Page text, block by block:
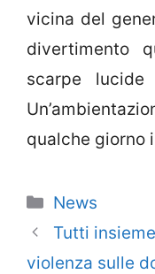
vicina del
divertimento
scarpe
qualche giorno
Categorie
News
Tutti
violenza sulle